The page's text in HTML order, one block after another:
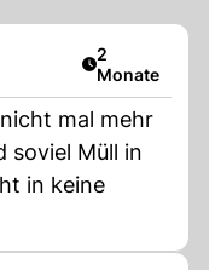
Artikel
2
Monate
mal mehr
soviel Müll in
in keine